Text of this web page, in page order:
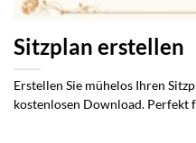
Sitzplan erstellen
Erstellen Sie mühelos Ihren
kostenlosen Download. Perfekt